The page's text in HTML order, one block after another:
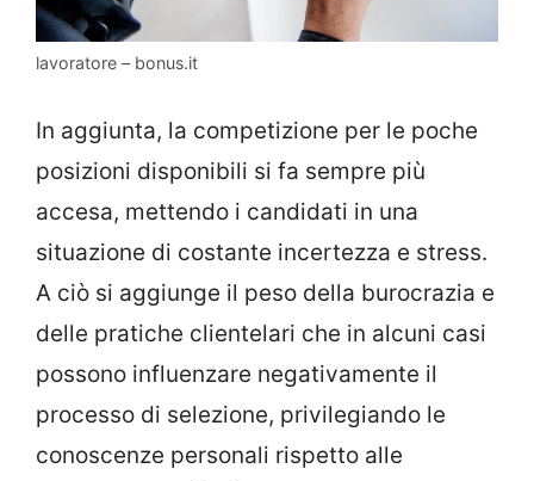
lavoratore – bonus.it
In aggiunta, la competizione per le poche
posizioni disponibili si fa sempre più
accesa, mettendo i candidati in una
situazione di costante incertezza e stress.
A ciò si aggiunge il peso della burocrazia e
delle pratiche clientelari che in alcuni casi
possono influenzare negativamente il
processo di selezione, privilegiando le
conoscenze personali rispetto alle